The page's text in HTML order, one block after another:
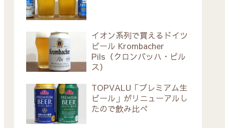
イオン系列で買えるドイツ
ビール Krombacher
Pils（クロンバッハ・ピル
ス）
TOPVALU「プレミアム生
ビール」がリニューアルし
たので飲み比べ